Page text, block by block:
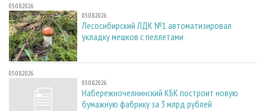
05.08.2026
05.08.2026
Лесосибирский ЛДК №1 автоматизировал
укладку мешков с пеллетами
05.08.2026
05.08.2026
Набережночелнинский КБК построит новую
бумажную фабрику за 3 млрд рублей